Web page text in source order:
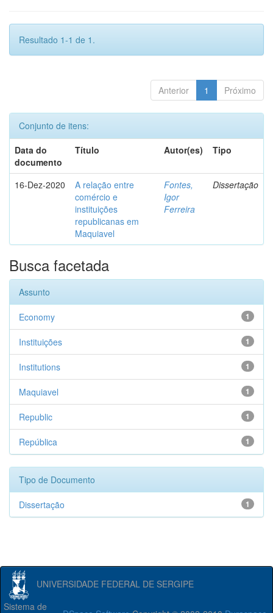
Resultado 1-1 de 1.
Anterior 1 Próximo
Conjunto de itens:
Data do
documento
Título Autor(es) Tipo
16-Dez-2020
A relação entre
comércio e
instituições
republicanas em
Maquiavel
Fontes,
Igor
Ferreira
Dissertação
Busca facetada
Assunto
1
Economy
1
Instituições
1
Institutions
1
Maquiavel
1
Republic
1
República
Tipo de Documento
1
Dissertação
UNIVERSIDADE FEDERAL DE SERGIPE
Sistema de